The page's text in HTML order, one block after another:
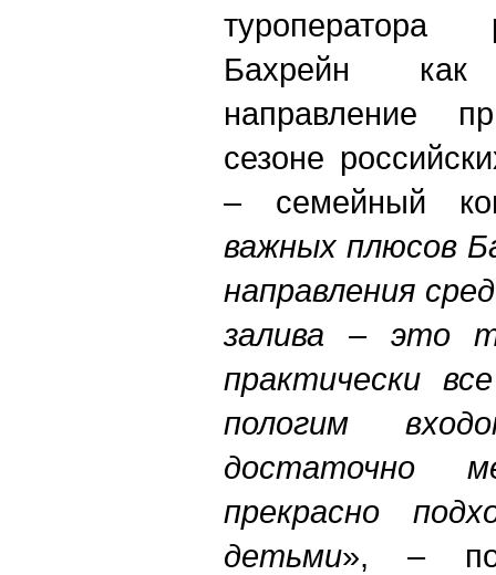
туроператора
Бахрейн
направление
сезоне
– семейный
важных плюсов
направления
залива – это
практически
пологим
достаточно
прекрасно
детьми», –